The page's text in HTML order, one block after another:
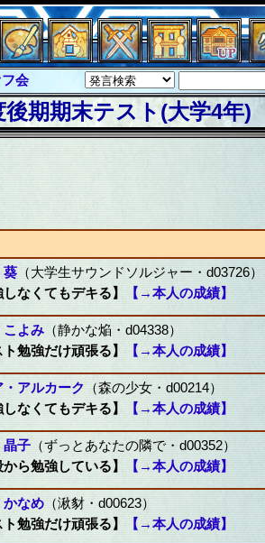
ャ
ャスティス
ツ大戦
後期期末テスト(大学4年)
葵 （大学生サウンドソルジャー・d03726）
しなくてもデキる】
【→本人の成績】
こよみ （静かな焔・d04338）
ト勉強だけ頑張る】
【→本人の成績】
アルカーク
（森の少女・d00214）
しなくてもデキる】
【→本人の成績】
晶子 （ずっとあなたの隣で・d00352）
から勉強している】
【→本人の成績】
かなめ （湫豺・d00623）
ト勉強だけ頑張る】
【→本人の成績】